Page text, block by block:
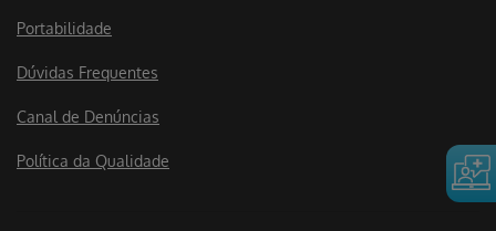
Portabilidade
Dúvidas Frequentes
Canal de Denúncias
Política da Qualidade